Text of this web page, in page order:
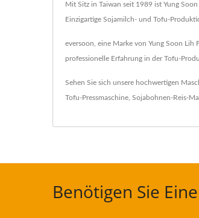
Mit Sitz in Taiwan seit 1989 ist Yung
Einzigartige Sojamilch- und Tofu-
eversoon, eine Marke von Yung Soon
professionelle Erfahrung in der Tofu-
Sehen Sie sich unsere hochwertigen
Tofu-Pressmaschine Sojabohnen-Reis-
Benötigen Sie